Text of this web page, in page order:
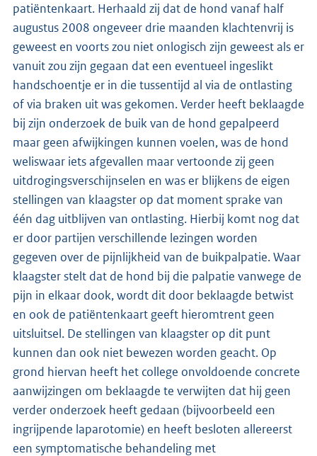
patiëntenkaart. Herhaald zij dat de hond vanaf half
augustus 2008 ongeveer drie maanden klachtenvrij is
geweest en voorts zou niet onlogisch zijn geweest als er
vanuit zou zijn gegaan dat een eventueel ingeslikt
handschoentje er in die tussentijd al via de ontlasting
of via braken uit was gekomen. Verder heeft beklaagde
bij zijn onderzoek de buik van de hond gepalpeerd
maar geen afwijkingen kunnen voelen, was de hond
weliswaar iets afgevallen maar vertoonde zij geen
uitdrogingsverschijnselen en was er blijkens de eigen
stellingen van klaagster op dat moment sprake van
één dag uitblijven van ontlasting. Hierbij komt nog dat
er door partijen verschillende lezingen worden
gegeven over de pijnlijkheid van de buikpalpatie. Waar
klaagster stelt dat de hond bij die palpatie vanwege de
pijn in elkaar dook, wordt dit door beklaagde betwist
en ook de patiëntenkaart geeft hieromtrent geen
uitsluitsel. De stellingen van klaagster op dit punt
kunnen dan ook niet bewezen worden geacht. Op
grond hiervan heeft het college onvoldoende concrete
aanwijzingen om beklaagde te verwijten dat hij geen
verder onderzoek heeft gedaan (bijvoorbeeld een
ingrijpende laparotomie) en heeft besloten allereerst
een symptomatische behandeling met